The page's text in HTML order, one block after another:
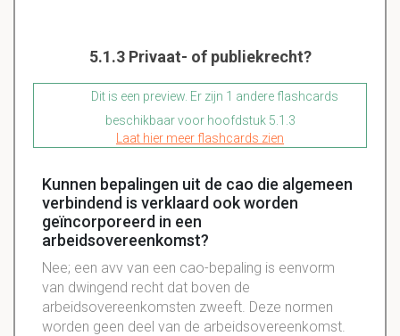
5.1.3 Privaat- of publiekrecht?
Dit is een preview. Er zijn 1 andere flashcards
beschikbaar voor hoofdstuk 5.1.3
Laat hier meer flashcards zien
Kunnen bepalingen uit de cao die algemeen
verbindend is verklaard ook worden
geïncorporeerd in een
arbeidsovereenkomst?
Nee; een avv van een cao-bepaling is eenvorm
van dwingend recht dat boven de
arbeidsovereenkomsten zweeft. Deze normen
worden geen deel van de arbeidsovereenkomst.